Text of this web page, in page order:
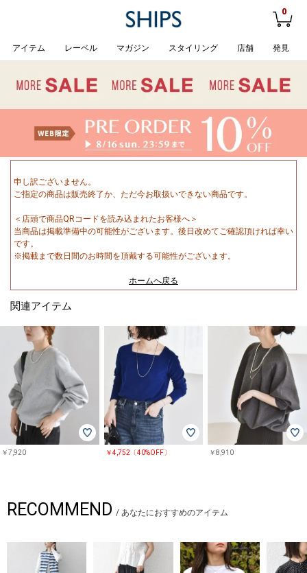
0
アイテム レーベル マガジン スタイリング 店舗 発見
申し訳ございません。
ご指定の商品は販売終了か、ただ今お取扱いできない商品です。
＜店頭で商品QRコードを読み込まれたお客様へ＞
当商品は掲載準備中の可能性がございます。後日改めてご確認頂ければ幸い
です。
※掲載まで数日間のお時間を頂戴する可能性がございます。
ホームへ戻る
関連アイテム
￥7,920 ￥4,752〔40%OFF〕 ￥8,910
RECOMMEND / あなたにおすすめのアイテム